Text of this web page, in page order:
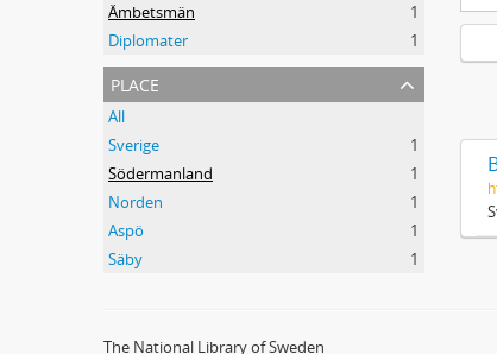
Ämbetsmän
1
Diplomater
1
place
All
Sverige
1
Södermanland
1
Norden
1
Aspö
1
Säby
1
The National Library of Sweden